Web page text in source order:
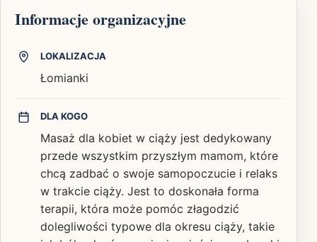
Informacje organizacyjne
LOKALIZACJA
Łomianki
DLA KOGO
Masaż dla kobiet w ciąży jest dedykowany
przede wszystkim przyszłym mamom, które
chcą zadbać o swoje samopoczucie i relaks
w trakcie ciąży. Jest to doskonała forma
terapii, która może pomóc złagodzić
dolegliwości typowe dla okresu ciąży, takie